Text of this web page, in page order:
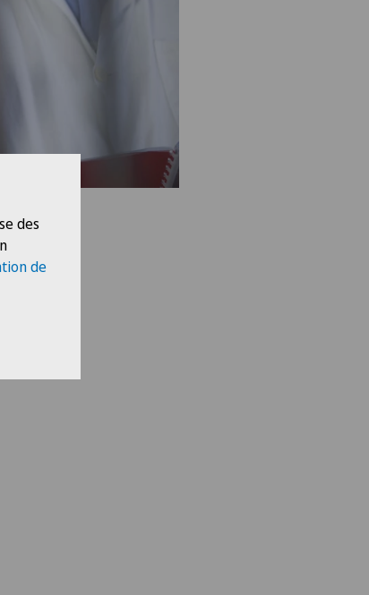
des
de